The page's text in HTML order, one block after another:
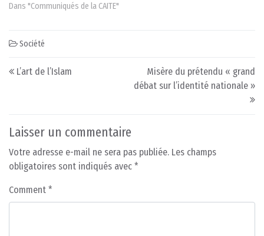
Dans "Communiqués de la CAITE"
Société
Post navigation
L’art de l’Islam
Misère du prétendu « grand
débat sur l’identité nationale »
Laisser un commentaire
Votre adresse e-mail ne sera pas publiée. Les champs
obligatoires sont indiqués avec *
Comment *